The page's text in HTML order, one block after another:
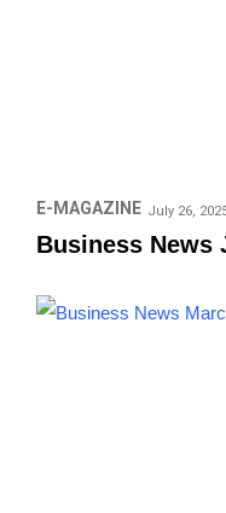
E-MAGAZINE July 26,
Business News